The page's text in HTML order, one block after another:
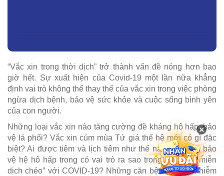
“Vắc xin trong thời dịch” trở thành vấn đề nóng hơn bao
giờ hết. Sự xuất hiện của Covid-19 một lần nữa khẳng
định vai trò không thể thay thế của vắc xin trong việc phòng
ngừa dịch bệnh, bảo vệ sức khỏe và cuộc sống bình yên
của con người.
Những loại vắc xin nào tăng cường đề kháng hô hấp, bảo
vệ lá phổi? Vắc xin cúm mùa Tứ giá thế hệ mới có gì đặc
biệt? Ai được tiêm và lịch tiêm như thế nào? Vắc xin bảo
vệ hệ hô hấp trong có vai trò ra sao trong việc tạo “miễn
dịch chéo” với COVID-19? Những căn bệnh truyền nhiễm
×